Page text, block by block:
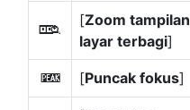
z
[Zoom tampilan
layar terbagi]
W [Puncak fokus]